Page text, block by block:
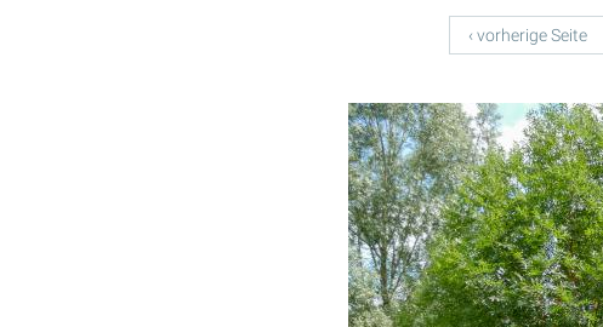
‹ vorherige Seite